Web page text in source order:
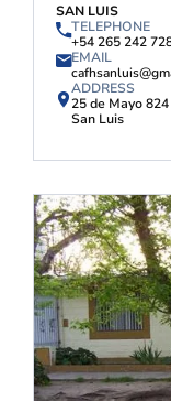
SAN LUIS
TELEPHONE
+54 265 242
EMAIL
ADDRESS
25 de Mayo
San Luis